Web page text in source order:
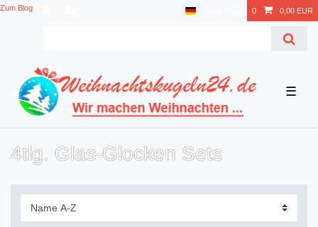
Zum Blog 0 0,00 EUR
☰
4tlg. Glas-Glocken Sets